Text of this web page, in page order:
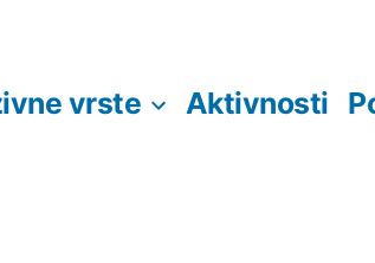
vrste Aktivnosti